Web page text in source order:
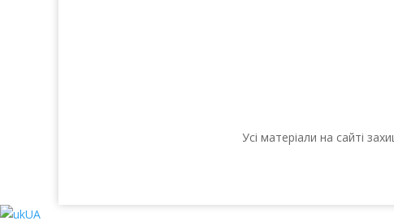
Усі матеріали на сайті
UA